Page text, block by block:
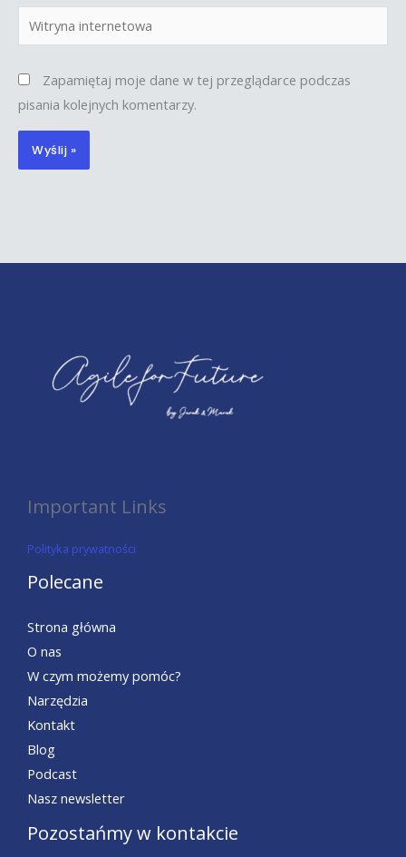
internetowa
Zapamiętaj moje dane w tej przeglądarce podczas
pisania kolejnych komentarzy.
Important Links
Polityka prywatności
Polecane
Strona główna
O nas
W czym możemy pomóc?
Narzędzia
Kontakt
Blog
Podcast
Nasz newsletter
Pozostańmy w kontakcie